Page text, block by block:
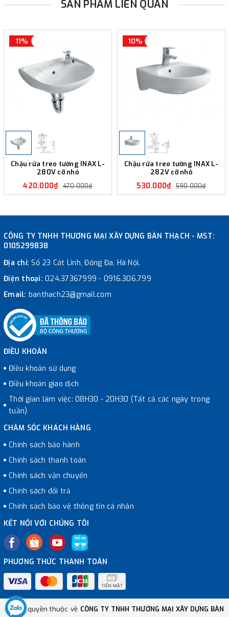
SẢN PHẨM LIÊN QUAN
11%
Chậu rửa treo tường INAX L-
280V cỡ nhỏ
420.000₫ 470.000₫
10%
Chậu rửa treo tường INAX L-
282V cỡ nhỏ
530.000₫ 590.000₫
CÔNG TY TNHH THƯƠNG MẠI XÂY DỰNG BÀN THẠCH - MST:
0105299838
Địa chỉ:Số 23 Cát Linh, Đống Đa, Hà Nội.
Điện thoại: 024.37367999 - 0916.306.799
Email: banthach23@gmail.com
ĐIỀU KHOẢN
Điều khoản sử dụng
Điều khoản giao dịch
Thời gian làm việc: 08H30 - 20H30 (Tất cả các ngày trong
tuần)
CHĂM SÓC KHÁCH HÀNG
Chính sách bảo hành
Chính sách thanh toán
Chính sách vận chuyển
Chính sách đổi trả
Chính sách bảo vệ thông tin cá nhân
KẾT NỐI VỚI CHÚNG TÔI
PHƯƠNG THỨC THANH TOÁN
© Bản quyền thuộc về CÔNG TY TNHH THƯƠNG MẠI XÂY DỰNG BÀN